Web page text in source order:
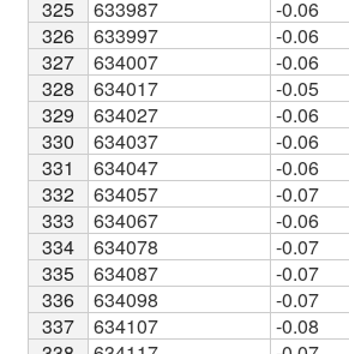
325 633987
-0.06
326
633997
-0.06
327
634007
-0.06
328
634017
-0.05
329
634027
-0.06
330
634037
-0.06
331
634047
-0.06
332
634057
-0.07
333
634067
-0.06
334
634078
-0.07
335
634087
-0.07
336
634098
-0.07
337
634107
-0.08
325
326
327
328
329
330
331
332
333
334
335
336
337